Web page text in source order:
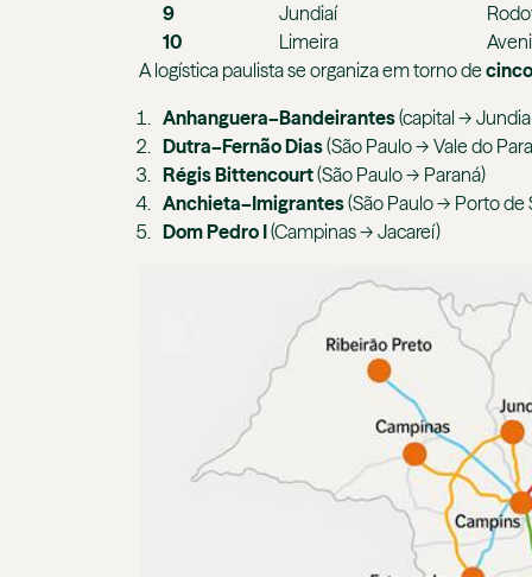
9
Jundiaí
10
Limeira
A logística paulista se organiza em torno de
Anhanguera–Bandeirantes(capital →
Dutra–Fernão Dias(São Paulo → Vale do
Régis Bittencourt(São Paulo → Paraná)
Anchieta–Imigrantes(São Paulo → Porto de
Dom Pedro I(Campinas → Jacareí)